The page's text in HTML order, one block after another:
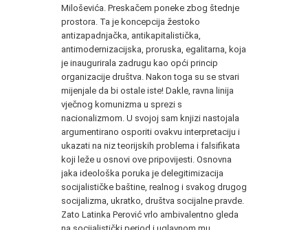
Miloševića. Preskačem poneke zbog štednje
prostora. Ta je koncepcija žestoko
antizapadnjačka, antikapitalistička,
antimodernizacijska, proruska, egalitarna, koja
je inaugurirala zadrugu kao opći princip
organizacije društva. Nakon toga su se stvari
mijenjale da bi ostale iste! Dakle, ravna linija
vječnog komunizma u sprezi s
nacionalizmom. U svojoj sam knjizi nastojala
argumentirano osporiti ovakvu interpretaciju i
ukazati na niz teorijskih problema i falsifikata
koji leže u osnovi ove pripovijesti. Osnovna
jaka ideološka poruka je delegitimizacija
socijalističke baštine, realnog i svakog drugog
socijalizma, ukratko, društva socijalne pravde.
Zato Latinka Perović vrlo ambivalentno gleda